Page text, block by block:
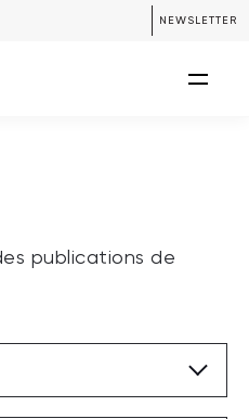
NEWSLETTER
SEARCH *****/
publications de